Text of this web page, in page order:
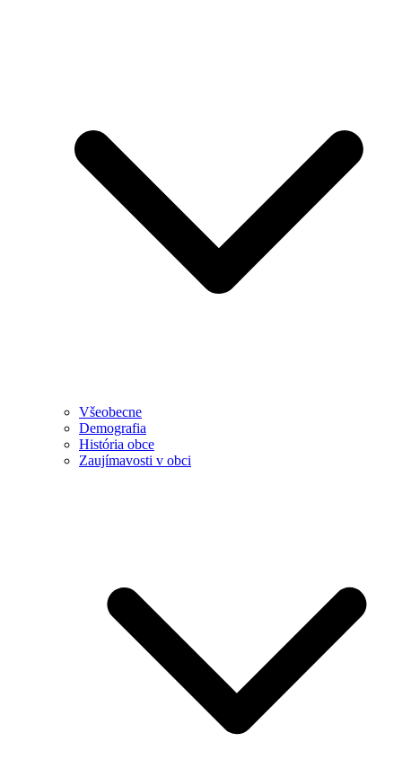
Všeobecne
Demografia
História obce
Zaujímavosti v obci